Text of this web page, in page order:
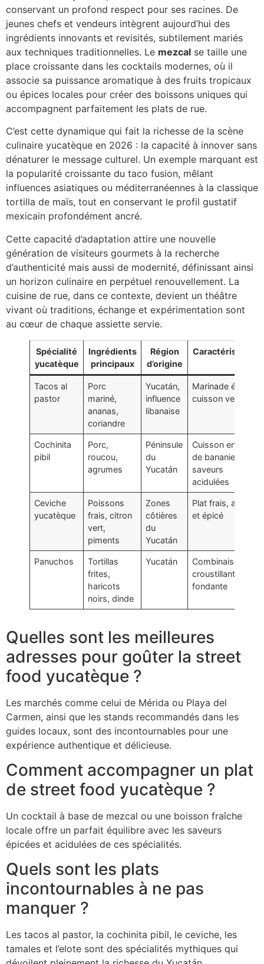
conservant un profond respect pour ses racines. De
jeunes chefs et vendeurs intègrent aujourd’hui des
ingrédients innovants et revisités, subtilement mariés
aux techniques traditionnelles. Le mezcal se taille une
place croissante dans les cocktails modernes, où il
associe sa puissance aromatique à des fruits tropicaux
ou épices locales pour créer des boissons uniques qui
accompagnent parfaitement les plats de rue.
C’est cette dynamique qui fait la richesse de la scène
culinaire yucatèque en 2026 : la capacité à innover sans
dénaturer le message culturel. Un exemple marquant est
la popularité croissante du taco fusion, mêlant
influences asiatiques ou méditerranéennes à la classique
tortilla de maïs, tout en conservant le profil gustatif
mexicain profondément ancré.
Cette capacité d’adaptation attire une nouvelle
génération de visiteurs gourmets à la recherche
d’authenticité mais aussi de modernité, définissant ainsi
un horizon culinaire en perpétuel renouvellement. La
cuisine de rue, dans ce contexte, devient un théâtre
vivant où traditions, échange et expérimentation sont
au cœur de chaque assiette servie.
Spécialité
yucatèque
Ingrédients
principaux
Région
d’origine
Caractéristiques
Tacos al
pastor
Porc
mariné,
ananas,
coriandre
Yucatán,
influence
libanaise
Marinade épicée,
cuisson verticale
Cochinita
pibil
Porc,
roucou,
agrumes
Péninsule
du
Yucatán
Cuisson en feuille
de bananier,
saveurs
acidulées
Ceviche
yucatèque
Poissons
frais, citron
vert,
piments
Zones
côtières
du
Yucatán
Plat frais, acidulé
et épicé
Panuchos
Tortillas
frites,
haricots
noirs, dinde
Yucatán
Combinaison
croustillante et
fondante
Quelles sont les meilleures
adresses pour goûter la street
food yucatèque ?
Les marchés comme celui de Mérida ou Playa del
Carmen, ainsi que les stands recommandés dans les
guides locaux, sont des incontournables pour une
expérience authentique et délicieuse.
Comment accompagner un plat
de street food yucatèque ?
Un cocktail à base de mezcal ou une boisson fraîche
locale offre un parfait équilibre avec les saveurs
épicées et acidulées de ces spécialités.
Quels sont les plats
incontournables à ne pas
manquer ?
Les tacos al pastor, la cochinita pibil, le ceviche, les
tamales et l’elote sont des spécialités mythiques qui